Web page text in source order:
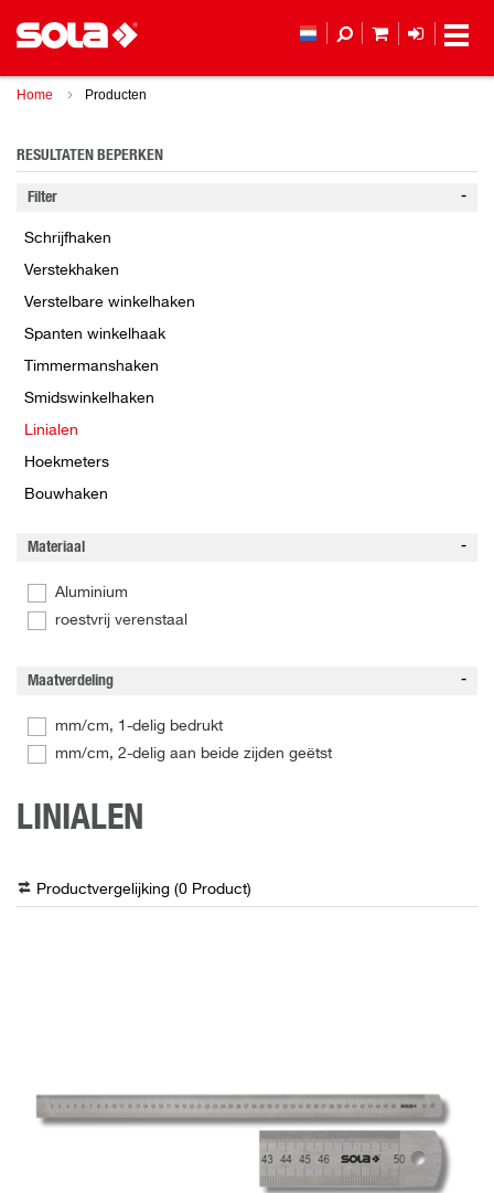
Home Producten
RESULTATEN BEPERKEN
Filter
Schrijfhaken
Verstekhaken
Verstelbare winkelhaken
Spanten winkelhaak
Timmermanshaken
Smidswinkelhaken
Linialen
Hoekmeters
Bouwhaken
Materiaal
Aluminium
roestvrij verenstaal
Maatverdeling
mm/cm, 1-delig bedrukt
mm/cm, 2-delig aan beide zijden geëtst
LINIALEN
Productvergelijking (0 Product)
MIJN LOGIN